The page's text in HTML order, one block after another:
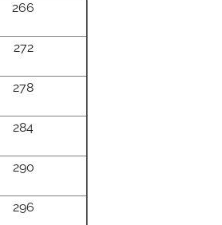
266
272
278
284
290
296